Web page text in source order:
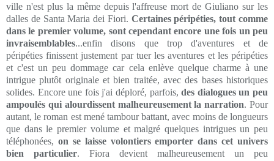
ville n'est plus la même depuis l'affreuse mort de Giuliano sur les
dalles de Santa Maria dei Fiori. Certaines péripéties, tout comme
dans le premier volume, sont cependant encore une fois un peu
invraisemblables...enfin disons que trop d'aventures et de
péripéties finissent justement par tuer les aventures et les péripéties
et c'est un peu dommage car cela enlève quelque charme à une
intrigue plutôt originale et bien traitée, avec des bases historiques
solides. Encore une fois j'ai déploré, parfois,des dialogues un peu
ampoulés qui alourdissent malheureusement la narration. Pour
autant, le roman est mené tambour battant, avec moins de longueurs
que dans le premier volume et malgré quelques intrigues un peu
téléphonées, on se laisse volontiers emporter dans cet univers
bien particulier. Fiora devient malheureusement un peu